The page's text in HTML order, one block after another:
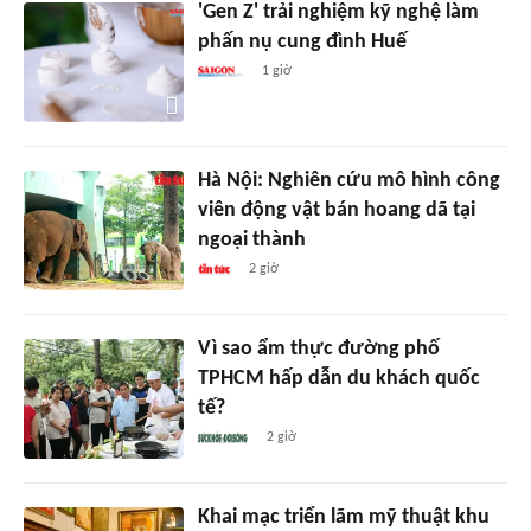
'Gen Z' trải nghiệm kỹ nghệ làm
phấn nụ cung đình Huế
1 giờ
Hà Nội: Nghiên cứu mô hình công
viên động vật bán hoang dã tại
ngoại thành
2 giờ
Vì sao ẩm thực đường phố
TPHCM hấp dẫn du khách quốc
tế?
2 giờ
Khai mạc triển lãm mỹ thuật khu